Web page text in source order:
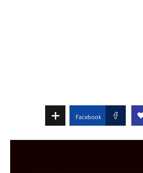
Facebook